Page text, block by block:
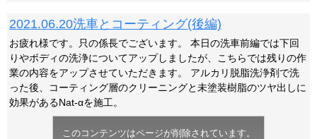
2021.06.20洗車とコーティング(後編)
お疲れ様です。只の係長でございます。 本日の洗車前編では下回
りやボディの洗浄についてアップしましたが、こちらでは残りの作
業の内容をアップさせていただきます。 アルカリ脱脂洗浄剤で洗
った後、コーティング層のクリーニングと未塗装樹脂のツヤ出しに
効果があるNat-αを施工。
このコンテンツはページが削除されています。